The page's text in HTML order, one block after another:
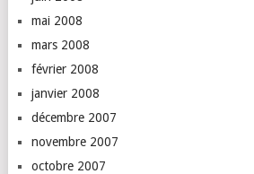
mai 2008
mars 2008
février 2008
janvier 2008
décembre 2007
novembre 2007
octobre 2007